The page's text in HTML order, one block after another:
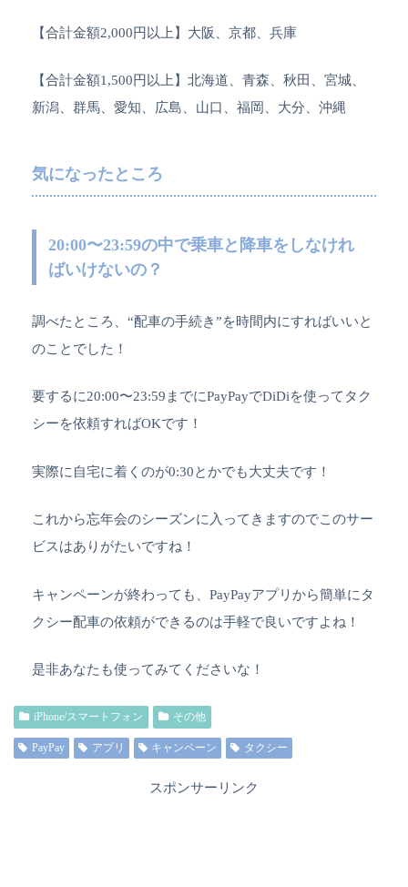
【合計金額2,000円以上】大阪、京都、兵庫
【合計金額1,500円以上】北海道、青森、秋田、宮城、
新潟、群馬、愛知、広島、山口、福岡、大分、沖縄
気になったところ
20:00〜23:59の中で乗車と降車をしなけれ
ばいけないの？
調べたところ、“配車の手続き”を時間内にすればいいと
のことでした！
要するに20:00〜23:59までにPayPayでDiDiを使ってタク
シーを依頼すればOKです！
実際に自宅に着くのが0:30とかでも大丈夫です！
これから忘年会のシーズンに入ってきますのでこのサー
ビスはありがたいですね！
キャンペーンが終わっても、PayPayアプリから簡単にタ
クシー配車の依頼ができるのは手軽で良いですよね！
是非あなたも使ってみてくださいな！
iPhone/スマートフォン その他
PayPay アプリ キャンペーン タクシー
スポンサーリンク